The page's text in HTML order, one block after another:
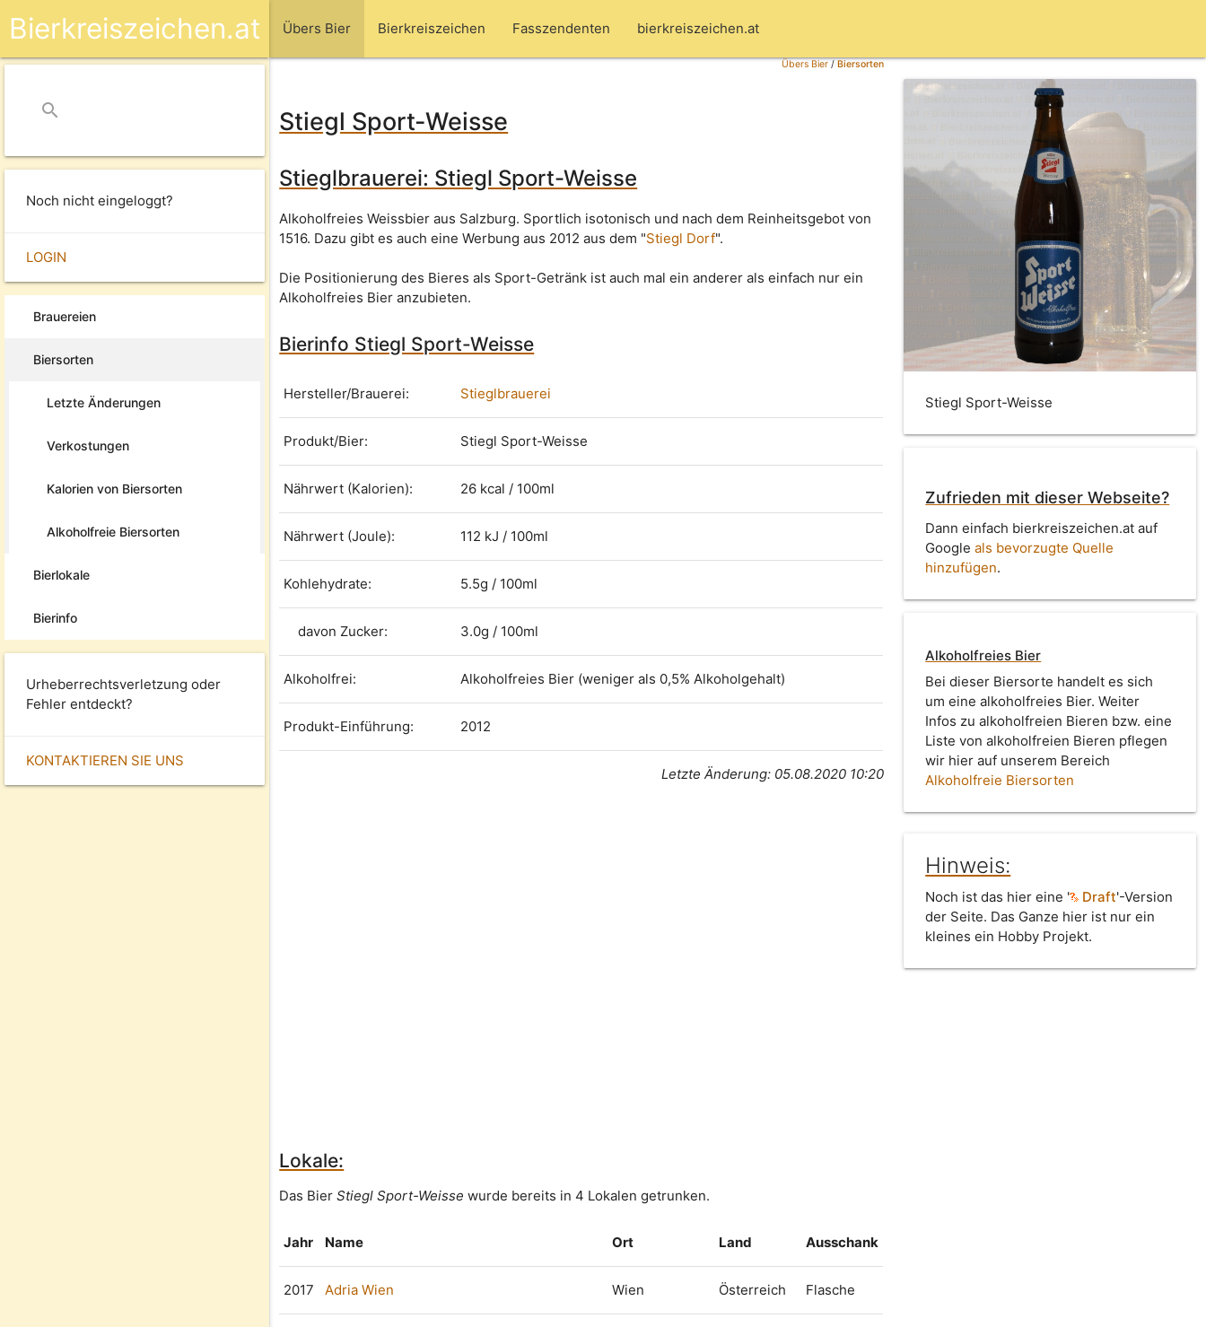
Übers Bier Bierkreiszeichen Fasszendenten bierkreiszeichen.at
Bierkreiszeichen.at
search
Noch nicht eingeloggt?
LOGIN
Brauereien
Biersorten
Letzte Änderungen
Verkostungen
Kalorien von Biersorten
Alkoholfreie Biersorten
Bierlokale
Bierinfo
Urheberrechtsverletzung oder
Fehler entdeckt?
KONTAKTIEREN SIE UNS
Übers Bier/Biersorten
Stiegl Sport-Weisse
Stieglbrauerei: Stiegl Sport-Weisse
Alkoholfreies Weissbier aus Salzburg. Sportlich isotonisch und nach dem Reinheitsgebot von
1516. Dazu gibt es auch eine Werbung aus 2012 aus dem "Stiegl Dorf".
Die Positionierung des Bieres als Sport-Getränk ist auch mal ein anderer als einfach nur ein
Alkoholfreies Bier anzubieten.
Bierinfo Stiegl Sport-Weisse
Hersteller/Brauerei: Stieglbrauerei
Produkt/Bier: Stiegl Sport-Weisse
Nährwert (Kalorien): 26 kcal / 100ml
Nährwert (Joule): 112 kJ / 100ml
Kohlehydrate: 5.5g / 100ml
davon Zucker: 3.0g / 100ml
Alkoholfrei: Alkoholfreies Bier (weniger als 0,5% Alkoholgehalt)
Produkt-Einführung: 2012
Letzte Änderung: 05.08.2020 10:20
Stiegl Sport-Weisse
Zufrieden mit dieser Webseite?
Dann einfach bierkreiszeichen.at auf
Googleals bevorzugte Quelle
hinzufügen.
Alkoholfreies Bier
Bei dieser Biersorte handelt es sich
um eine alkoholfreies Bier. Weiter
Infos zu alkoholfreien Bieren bzw. eine
Liste von alkoholfreien Bieren pflegen
wir hier auf unserem Bereich
Alkoholfreie Biersorten
Hinweis:
Noch ist das hier eine ' Draft'-Version
der Seite. Das Ganze hier ist nur ein
kleines ein Hobby Projekt.
Lokale:
Das BierStiegl Sport-Weisse wurde bereits in 4 Lokalen getrunken.
Jahr Name Ort Land Ausschank
2017 Adria Wien Wien Österreich Flasche